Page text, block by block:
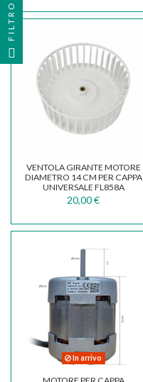
VENTOLA GIRANTE MOTORE
DIAMETRO 14 CM PER CAPPA
UNIVERSALE FL858A
20,00 €
In arrivo
FILTRO